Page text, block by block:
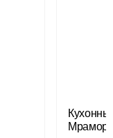
Мрамор,